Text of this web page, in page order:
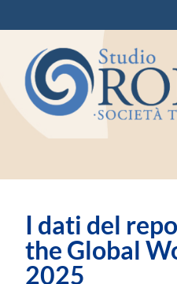
I dati del
the Global
2025